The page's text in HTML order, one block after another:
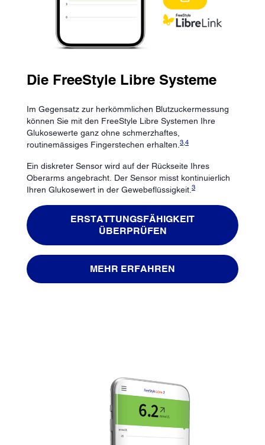
Die FreeStyle Libre Systeme
Im Gegensatz zur herkömmlichen Blutzuckermessung
können Sie mit den FreeStyle Libre Systemen Ihre
Glukosewerte ganz ohne schmerzhaftes,
routinemässiges Fingerstechen erhalten. 3 4
Ein diskreter Sensor wird auf der Rückseite Ihres
Oberarms angebracht. Der Sensor misst kontinuierlich
Ihren Glukosewert in der Gewebeflüssigkeit. 3
ERSTATTUNGSFÄHIGKEIT
ÜBERPRÜFEN
MEHR ERFAHREN